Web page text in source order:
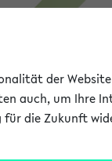
der
auch, um Ihre
die Zukunft